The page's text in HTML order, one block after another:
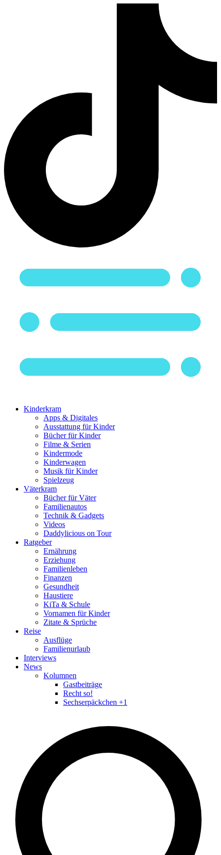
Kinderkram
Apps & Digitales
Ausstattung für Kinder
Bücher für Kinder
Filme & Serien
Kindermode
Kinderwagen
Musik für Kinder
Spielzeug
Väterkram
Bücher für Väter
Familienautos
Technik & Gadgets
Videos
Daddylicious on Tour
Ratgeber
Ernährung
Erziehung
Familienleben
Finanzen
Gesundheit
Haustiere
KiTa & Schule
Vornamen für Kinder
Zitate & Sprüche
Reise
Ausflüge
Familienurlaub
Interviews
News
Kolumnen
Gastbeiträge
Recht so!
Sechserpäckchen +1